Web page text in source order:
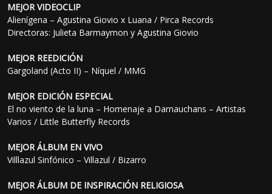
MEJOR VIDEOCLIP
Alienígena – Agustina Giovio x Luana / Pirca Records
Directoras: Julieta Barmaymon y Agustina Giovio
MEJOR REEDICIÓN
Gargoland (Acto II) – Níquel / MMG
MEJOR EDICIÓN ESPECIAL
El no viento de la luna – Homenaje a Darnauchans – Artistas
Varios / Little Butterfly Records
MEJOR ÁLBUM EN VIVO
Villlazul Sinfónico – Villazul / Bizarro
MEJOR ÁLBUM DE INSPIRACIÓN RELIGIOSA